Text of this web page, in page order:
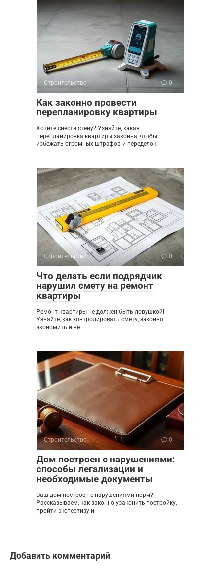
Строительство 0
Как законно провести
перепланировку квартиры
Хотите снести стену? Узнайте, какая
перепланировка квартиры законна, чтобы
избежать огромных штрафов и переделок.
Строительство 0
Что делать если подрядчик
нарушил смету на ремонт
квартиры
Ремонт квартиры не должен быть ловушкой!
Узнайте, как контролировать смету, законно
экономить и не
Строительство 0
Дом построен с нарушениями:
способы легализации и
необходимые документы
Ваш дом построен с нарушениями норм?
Рассказываем, как законно узаконить постройку,
пройти экспертизу и
Добавить комментарий